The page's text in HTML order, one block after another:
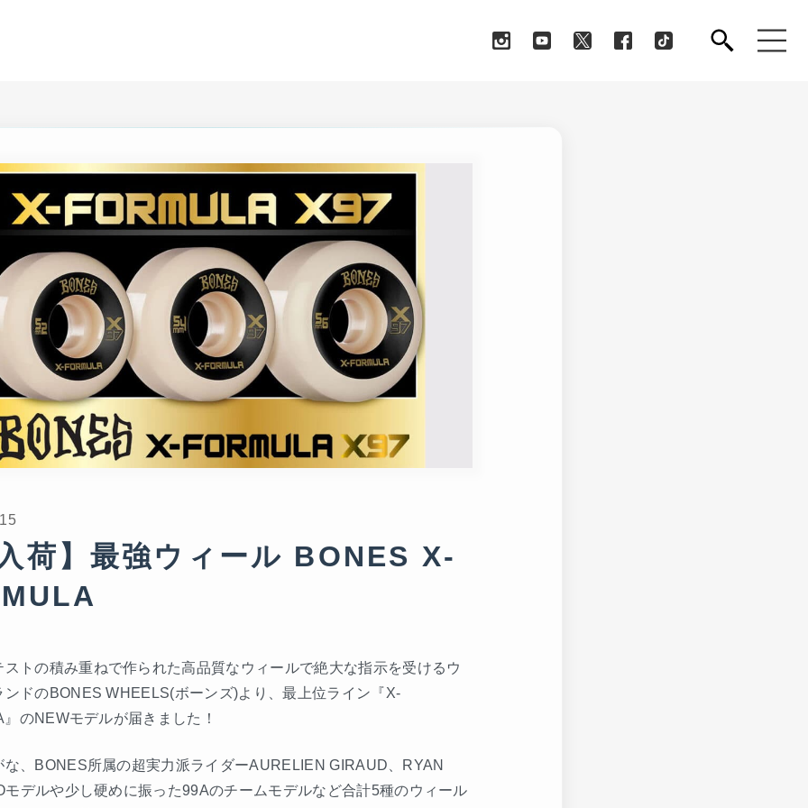
荷】最強ウィール BONES X-
ストの積み重ねで作られた高品質なウィールで絶大な指示を受けるウ
ンドのBONES WHEELS(ボーンズ)より、最上位ライン『X-
のNEWモデルが届きました！
な、BONES所属の超実力派ライダーAURELIEN GIRAUD、RYAN
デルや少し硬めに振った99Aのチームモデルなど合計5種のウィール